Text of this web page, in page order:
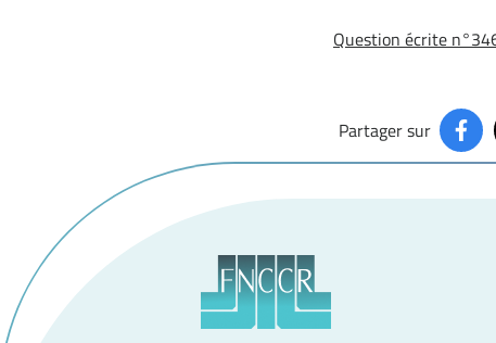
Question écrite
Partager sur